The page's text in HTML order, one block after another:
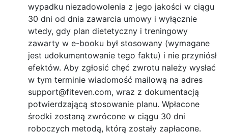
wypadku niezadowolenia z jego jakości w ciągu
30 dni od dnia zawarcia umowy i wyłącznie
wtedy, gdy plan dietetyczny i treningowy
zawarty w e-booku był stosowany (wymagane
jest udokumentowanie tego faktu) i nie przyniósł
efektów. Aby zgłosić chęć zwrotu należy wysłać
w tym terminie wiadomość mailową na adres
support@fiteven.com, wraz z dokumentacją
potwierdzającą stosowanie planu. Wpłacone
środki zostaną zwrócone w ciągu 30 dni
roboczych metodą, którą zostały zapłacone.